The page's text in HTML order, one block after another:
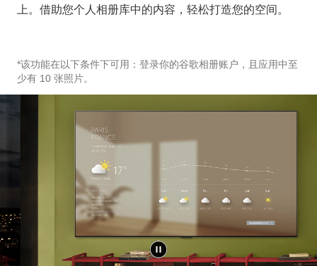
上。借助您个人相册库中的内容，轻松打造您的空间。
*该功能在以下条件下可用：登录你的谷歌相册账户，且应用中至
少有 10 张照片。